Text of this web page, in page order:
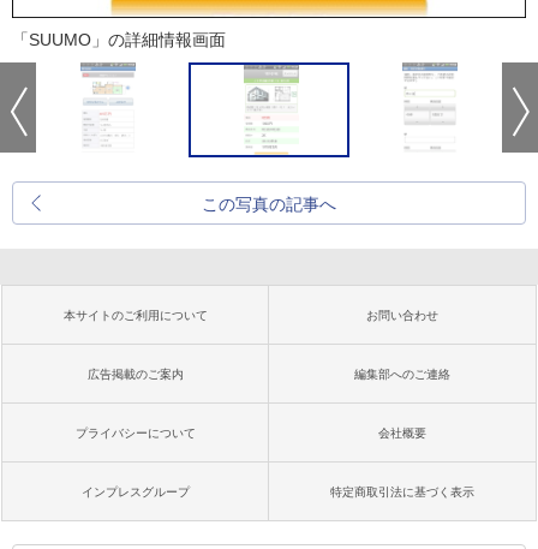
「SUUMO」の詳細情報画面
この写真の記事へ
本サイトのご利用について お問い合わせ
広告掲載のご案内 編集部へのご連絡
プライバシーについて 会社概要
インプレスグループ 特定商取引法に基づく表示